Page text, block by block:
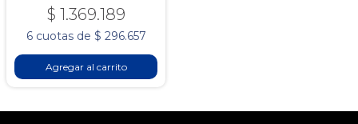
$ 1.369.189
6 cuotas de $ 296.657
Agregar al carrito